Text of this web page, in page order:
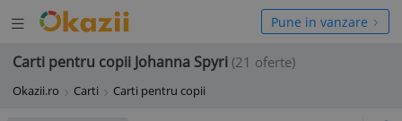
Deschide
meniul
Pune in vanzare
Carti pentru copii Johanna Spyri (21 oferte)
Okazii.ro Carti Carti pentru copii